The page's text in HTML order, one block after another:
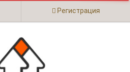
Регистрация